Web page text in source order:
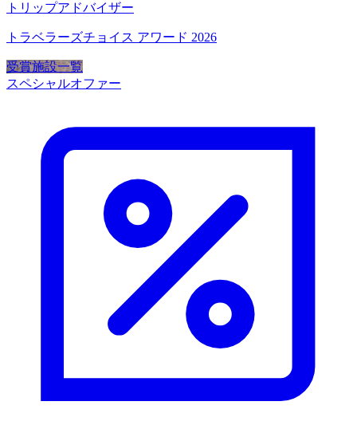
トリップアドバイザー
トラベラーズチョイス アワード 2026
受賞施設一覧
スペシャルオファー